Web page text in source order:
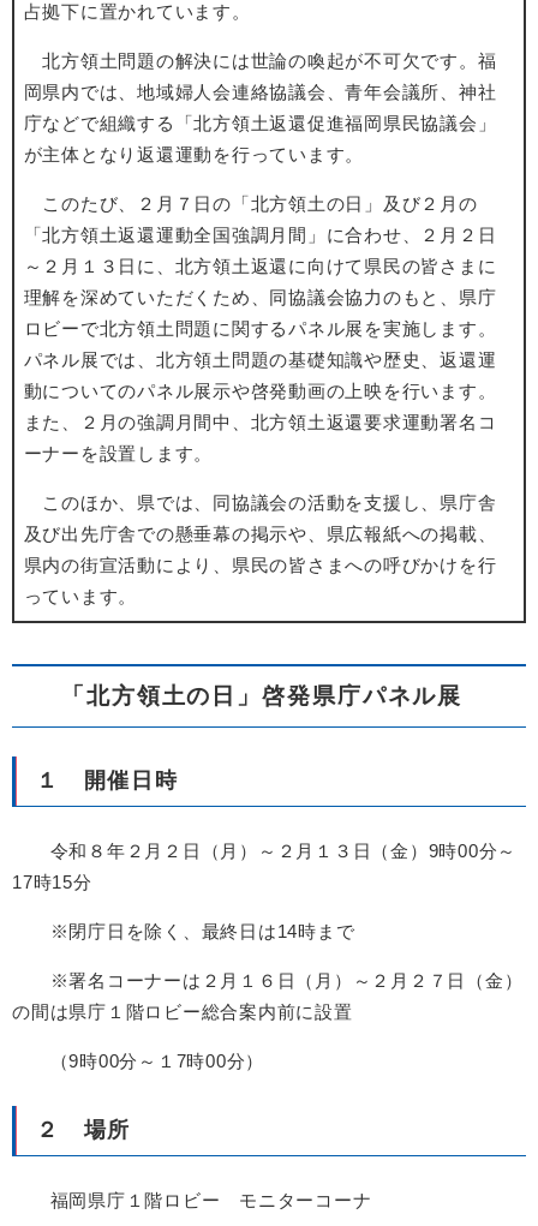
占拠下に置かれています。
北方領土問題の解決には世論の喚起が不可欠です。福
岡県内では、地域婦人会連絡協議会、青年会議所、神社
庁などで組織する「北方領土返還促進福岡県民協議会」
が主体となり返還運動を行っています。
このたび、２月７日の「北方領土の日」及び２月の
「北方領土返還運動全国強調月間」に合わせ、２月２日
～２月１３日に、北方領土返還に向けて県民の皆さまに
理解を深めていただくため、同協議会協力のもと、県庁
ロビーで北方領土問題に関するパネル展を実施します。
パネル展では、北方領土問題の基礎知識や歴史、返還運
動についてのパネル展示や啓発動画の上映を行います。
また、２月の強調月間中、北方領土返還要求運動署名コ
ーナーを設置します。
このほか、県では、同協議会の活動を支援し、県庁舎
及び出先庁舎での懸垂幕の掲示や、県広報紙への掲載、
県内の街宣活動により、県民の皆さまへの呼びかけを行
っています。
「北方領土の日」啓発県庁パネル展
１ 開催日時
令和８年２月２日（月）～２月１３日（金）9時00分～
17時15分
※閉庁日を除く、最終日は14時まで
※署名コーナーは２月１６日（月）～２月２７日（金）
の間は県庁１階ロビー総合案内前に設置
（9時00分～１7時00分）
２ 場所
福岡県庁１階ロビー モニターコーナ